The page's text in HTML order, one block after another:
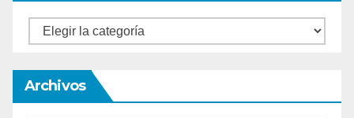
Categorías
Archivos